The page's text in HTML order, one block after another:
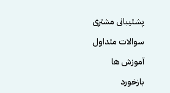
پشتیبانی مشتری
سوالات متداول
آموزش ها
بازخورد